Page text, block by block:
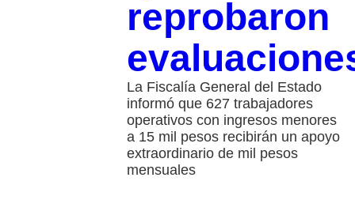
reprobaron
La Fiscalía General del Estado
informó que 627 trabajadores
operativos con ingresos menores
a 15 mil pesos recibirán un apoyo
extraordinario de mil pesos
mensuales